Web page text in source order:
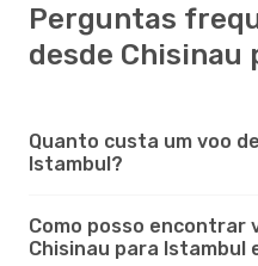
Perguntas
desde Chisinau
Quanto custa um voo
Istambul?
Como posso encontrar
Chisinau para Istambul